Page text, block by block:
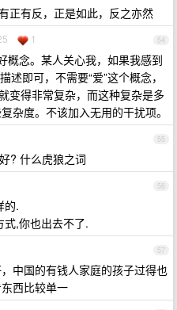
正有反，正是如此，反之亦然
54
1
概念。某人关心我，如果我感到
述即可，不需要“爱”这个概念，
变得非常复杂，而这种复杂是多
杂度。不该加入无用的干扰项。
55
? 什么虎狼之词
56
的.
,你也出去不了.
57
中国的有钱人家庭的孩子过得也
西比较单一